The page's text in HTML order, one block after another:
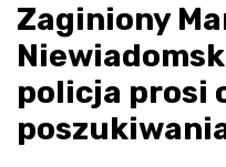
Zaginiony
policja prosi